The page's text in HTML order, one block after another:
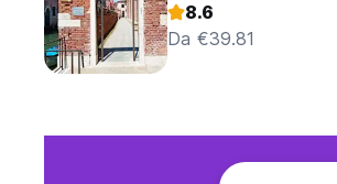
8.6
Da €39.81